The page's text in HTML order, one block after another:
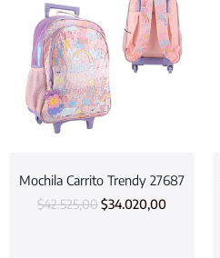
Mochila Carrito Trendy 27687
$42.525,00$34.020,00